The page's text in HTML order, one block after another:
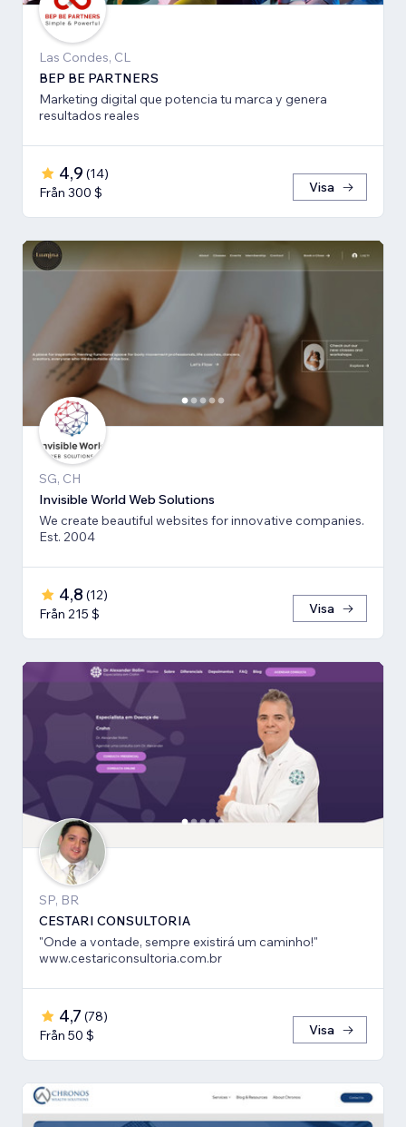
Las Condes, CL
BEP BE PARTNERS
Marketing digital que potencia tu marca y genera
resultados reales
4,9 (14)
Från 300 $
Visa
SG, CH
Invisible World Web Solutions
We create beautiful websites for innovative companies.
Est. 2004
4,8 (12)
Från 215 $
Visa
SP, BR
CESTARI CONSULTORIA
"Onde a vontade, sempre existirá um caminho!"
www.cestariconsultoria.com.br
4,7 (78)
Från 50 $
Visa